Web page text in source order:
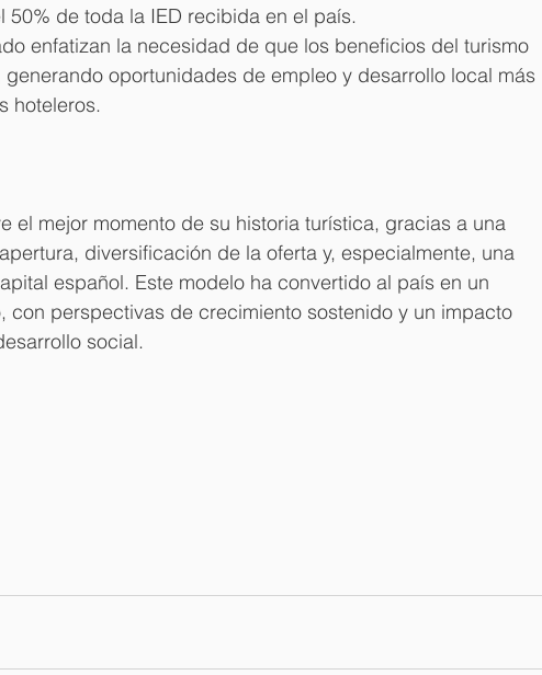
de toda la IED recibida en el país.
enfatizan la necesidad de que los beneficios del turismo
oportunidades de empleo y desarrollo local más
hoteleros.
el mejor momento de su historia turística, gracias a una
diversificación de la oferta y, especialmente, una
español. Este modelo ha convertido al país en un
con perspectivas de crecimiento sostenido y un impacto
social.